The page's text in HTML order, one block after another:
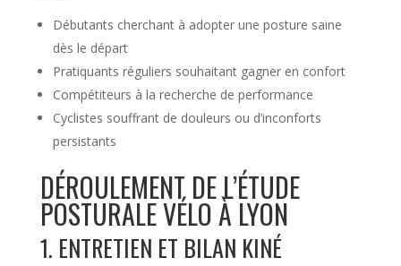
Débutants cherchant à adopter une posture saine
dès le départ
Pratiquants réguliers souhaitant gagner en confort
Compétiteurs à la recherche de performance
Cyclistes souffrant de douleurs ou d’inconforts
persistants
DÉROULEMENT DE L’ÉTUDE
POSTURALE VÉLO À LYON
1. ENTRETIEN ET BILAN KINÉ